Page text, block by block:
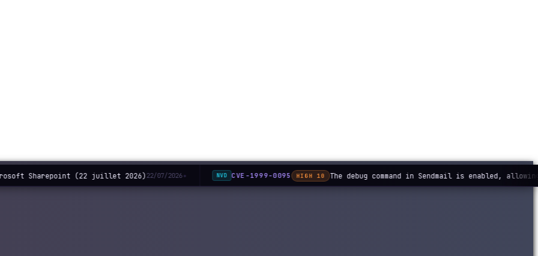
Sharepoint (22 juillet 2026)22/07/2026 ◆ NVD CVE-1999-0095 HIGH 10 The debug command in Sendmail is enabled,